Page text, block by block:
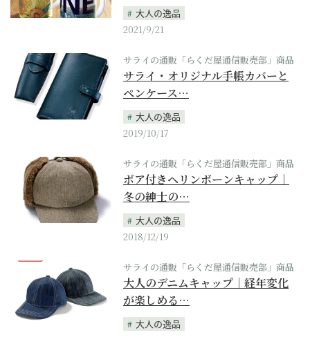
大人の逸品
2021/9/21
サライの通販「らくだ屋通信販売部」商品
サライ・オリジナル手帳カバーと
ペンケース…
大人の逸品
2019/10/17
サライの通販「らくだ屋通信販売部」商品
ボア付きヘリンボーンキャップ｜
冬の紳士の…
大人の逸品
2018/12/19
サライの通販「らくだ屋通信販売部」商品
大人のデニムキャップ｜経年変化
が楽しめる…
大人の逸品